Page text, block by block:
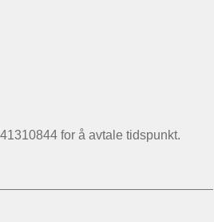
for å avtale tidspunkt.